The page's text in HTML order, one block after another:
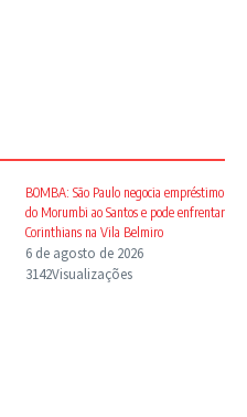
BOMBA: São Paulo negocia empréstimo
do Morumbi ao Santos e pode enfrentar
Corinthians na Vila Belmiro
6 de agosto de 2026
3142Visualizações